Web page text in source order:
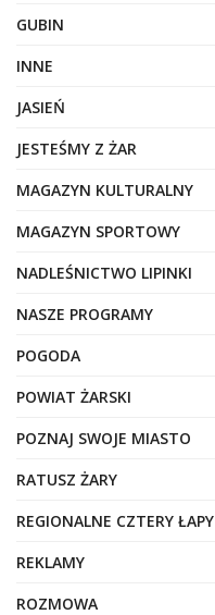
GUBIN
INNE
JASIEŃ
JESTEŚMY Z ŻAR
MAGAZYN KULTURALNY
MAGAZYN SPORTOWY
NADLEŚNICTWO LIPINKI
NASZE PROGRAMY
POGODA
POWIAT ŻARSKI
POZNAJ SWOJE MIASTO
RATUSZ ŻARY
REGIONALNE CZTERY ŁAPY
REKLAMY
ROZMOWA